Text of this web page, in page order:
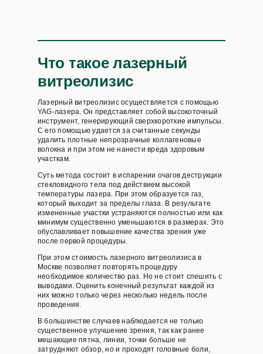
Что такое лазерный
витреолизис
Лазерный витреолизис осуществляется с помощью
YAG-лазера. Он представляет собой высокоточный
инструмент, генерирующий сверхкороткие импульсы.
С его помощью удается за считанные секунды
удалить плотные непрозрачные коллагеновые
волокна и при этом не нанести вреда здоровым
участкам.
Суть метода состоит в испарении очагов деструкции
стекловидного тела под действием высокой
температуры лазера. При этом образуется газ,
который выходит за пределы глаза. В результате
измененные участки устраняются полностью или как
минимум существенно уменьшаются в размерах. Это
обуславливает повышение качества зрения уже
после первой процедуры.
При этом стоимость лазерного витреолизиса в
Москве позволяет повторять процедуру
необходимое количество раз. Но не стоит спешить с
выводами. Оценить конечный результат каждой из
них можно только через несколько недель после
проведения.
В большинстве случаев наблюдается не только
существенное улучшение зрения, так как ранее
мешающие пятна, линии, точки больше не
затрудняют обзор, но и проходят головные боли,